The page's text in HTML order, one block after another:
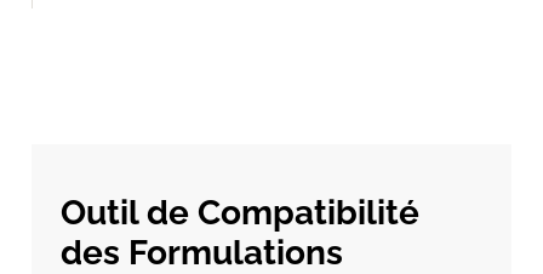
Outil de Compatibilité
des Formulations